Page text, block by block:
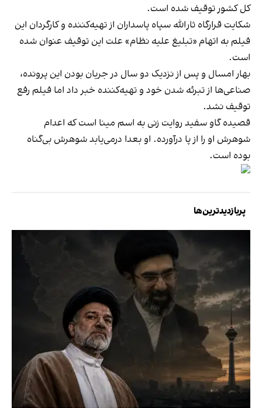
کل کشور توقیف شده است.
شکایت قرارگاه ثارالله سپاه پاسداران از تهیه‌کننده و کارگردان این
فیلم به اتهام «تبلیغ علیه نظام» علت این توقیف عنوان شده
است.
بهار امسال و پس از نزدیک دو سال در جریان بودن این پرونده،
صناعی‌ها از تبرئه شدن خود و تهیه‌کننده خبر داد اما فیلم رفع
توقیف نشد.
قصیده گاو سفید روایت زنی به اسم مینا است که اعدام
شوهرش او را از پا درآورده. او بعدا درمی‌یابد شوهرش بی‌گناه
بوده‌ است.
پربازدیدترین‌ها